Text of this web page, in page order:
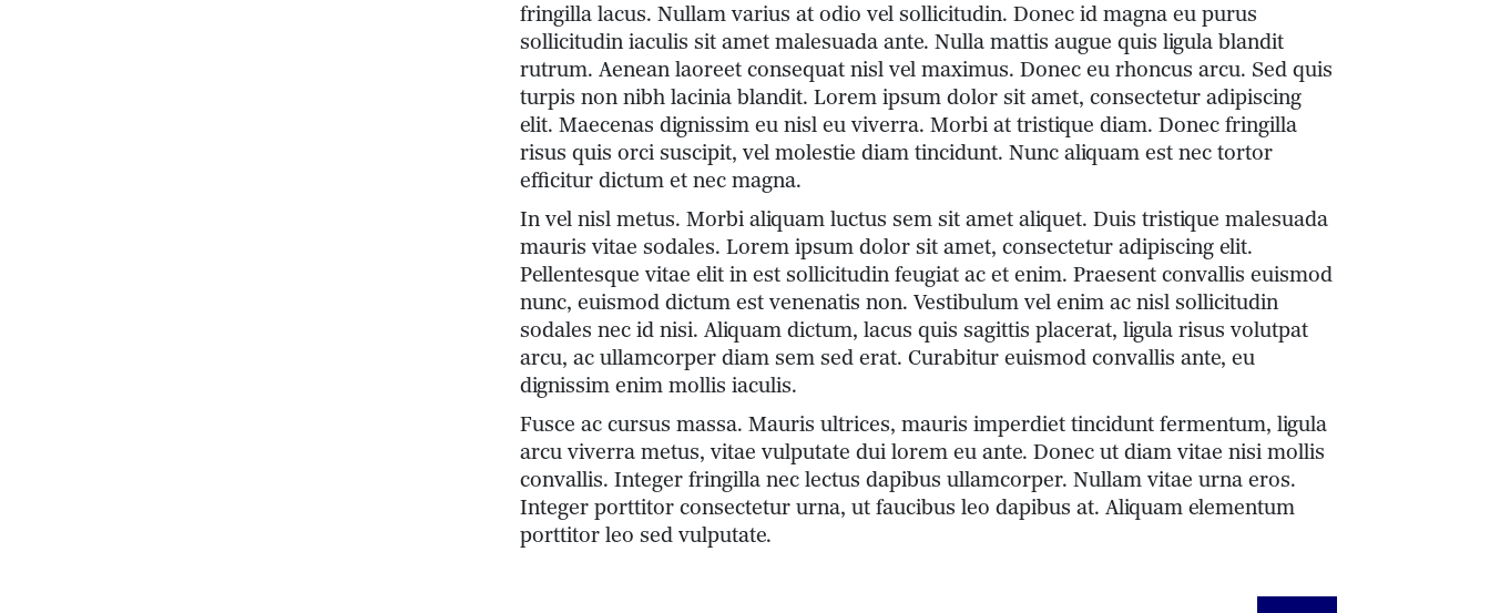
fringilla lacus. Nullam varius at odio vel sollicitudin. Donec id magna eu purus
sollicitudin iaculis sit amet malesuada ante. Nulla mattis augue quis ligula blandit
rutrum. Aenean laoreet consequat nisl vel maximus. Donec eu rhoncus arcu. Sed quis
turpis non nibh lacinia blandit. Lorem ipsum dolor sit amet, consectetur adipiscing
elit. Maecenas dignissim eu nisl eu viverra. Morbi at tristique diam. Donec fringilla
risus quis orci suscipit, vel molestie diam tincidunt. Nunc aliquam est nec tortor
efficitur dictum et nec magna.
In vel nisl metus. Morbi aliquam luctus sem sit amet aliquet. Duis tristique malesuada
mauris vitae sodales. Lorem ipsum dolor sit amet, consectetur adipiscing elit.
Pellentesque vitae elit in est sollicitudin feugiat ac et enim. Praesent convallis euismod
nunc, euismod dictum est venenatis non. Vestibulum vel enim ac nisl sollicitudin
sodales nec id nisi. Aliquam dictum, lacus quis sagittis placerat, ligula risus volutpat
arcu, ac ullamcorper diam sem sed erat. Curabitur euismod convallis ante, eu
dignissim enim mollis iaculis.
Fusce ac cursus massa. Mauris ultrices, mauris imperdiet tincidunt fermentum, ligula
arcu viverra metus, vitae vulputate dui lorem eu ante. Donec ut diam vitae nisi mollis
convallis. Integer fringilla nec lectus dapibus ullamcorper. Nullam vitae urna eros.
Integer porttitor consectetur urna, ut faucibus leo dapibus at. Aliquam elementum
porttitor leo sed vulputate.